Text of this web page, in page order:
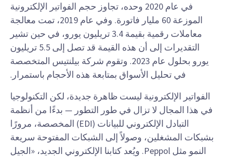
في عام 2020 وحده، تجاوز حجم الفواتير الإلكترونية
الموزعة 60 مليار فاتورة. وفي عام 2019، تمت معالجة
معاملات رقمية بقيمة 3.4 تريليون يورو، في حين تشير
التقديرات إلى أن هذه القيمة قد تصل إلى 5.5 تريليون
يورو بحلول عام 2023. وتقوم شركة بيلنتيس المتخصصة
في تحليل الأسواق بمتابعة هذه الأحجام باستمرار.
الفواتير الإلكترونية ليست ظاهرة جديدة، لكن التكنولوجيا
في هذا المجال لا تزال في طور التطور — بدءًا من أنظمة
التبادل الإلكتروني للبيانات (EDI) المخصصة، مرورًا
بشبكات المشغلين، وصولاً إلى الشبكات المفتوحة سريعة
النمو مثل Peppol. ويُعد كتابنا الإلكتروني الجديد، «الجيل